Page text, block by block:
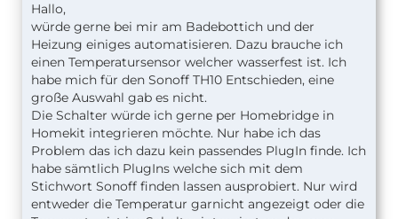
Hallo,
würde gerne bei mir am Badebottich und der
Heizung einiges automatisieren. Dazu brauche ich
einen Temperatursensor welcher wasserfest ist. Ich
habe mich für den Sonoff TH10 Entschieden, eine
große Auswahl gab es nicht.
Die Schalter würde ich gerne per Homebridge in
Homekit integrieren möchte. Nur habe ich das
Problem das ich dazu kein passendes PlugIn finde. Ich
habe sämtlich PlugIns welche sich mit dem
Stichwort Sonoff finden lassen ausprobiert. Nur wird
entweder die Temperatur garnicht angezeigt oder die